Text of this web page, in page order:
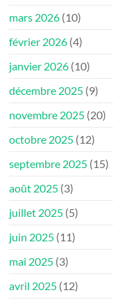
mars 2026 (10)
février 2026 (4)
janvier 2026 (10)
décembre 2025 (9)
novembre 2025 (20)
octobre 2025 (12)
septembre 2025 (15)
août 2025 (3)
juillet 2025 (5)
juin 2025 (11)
mai 2025 (3)
avril 2025 (12)